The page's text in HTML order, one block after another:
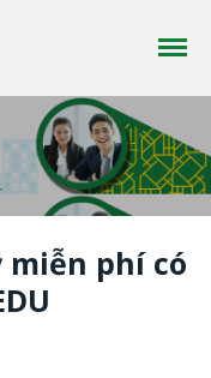
- Reccedu | Du học
New Zealand uy
RECC EDUCATION là một
vực du học ở nhiều
miễn phí có